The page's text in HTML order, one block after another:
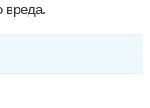
вреда.